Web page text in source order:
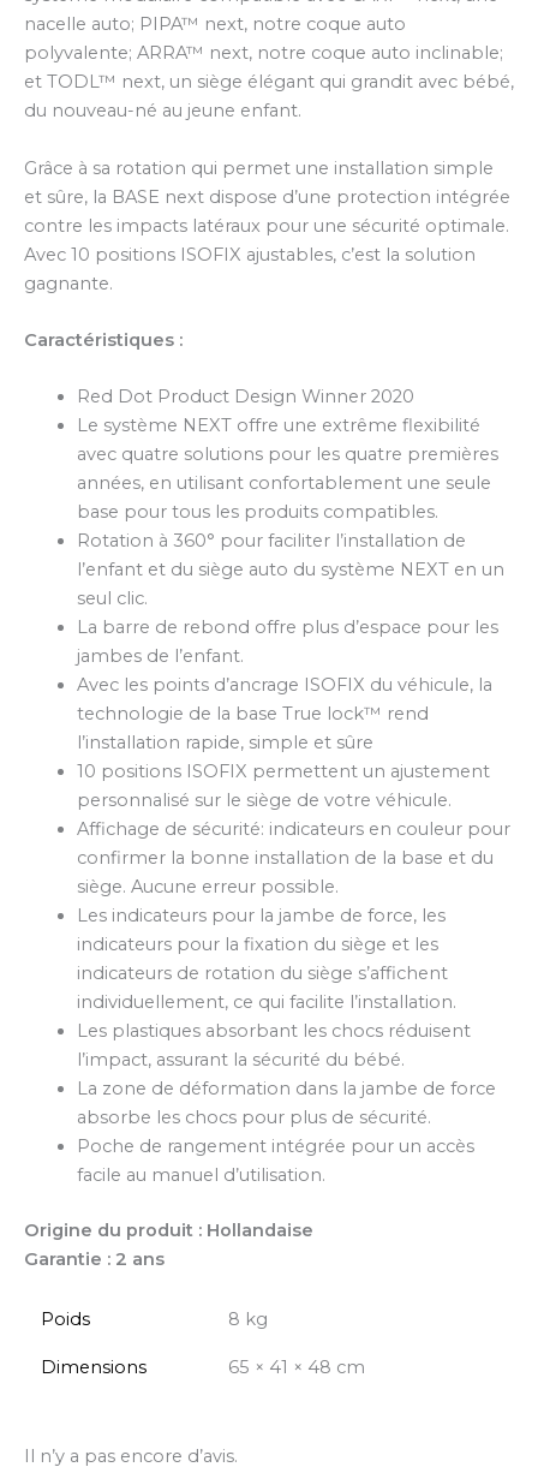
nacelle auto; PIPA™ next, notre coque auto
polyvalente; ARRA™ next, notre coque auto inclinable;
et TODL™ next, un siège élégant qui grandit avec bébé,
du nouveau-né au jeune enfant.
Grâce à sa rotation qui permet une installation simple
et sûre, la BASE next dispose d’une protection intégrée
contre les impacts latéraux pour une sécurité optimale.
Avec 10 positions ISOFIX ajustables, c’est la solution
gagnante.
Caractéristiques :
Red Dot Product Design Winner 2020
Le système NEXT offre une extrême flexibilité
avec quatre solutions pour les quatre premières
années, en utilisant confortablement une seule
base pour tous les produits compatibles.
Rotation à 360° pour faciliter l’installation de
l’enfant et du siège auto du système NEXT en un
seul clic.
La barre de rebond offre plus d’espace pour les
jambes de l’enfant.
Avec les points d’ancrage ISOFIX du véhicule, la
technologie de la base True lock™ rend
l’installation rapide, simple et sûre
10 positions ISOFIX permettent un ajustement
personnalisé sur le siège de votre véhicule.
Affichage de sécurité: indicateurs en couleur pour
confirmer la bonne installation de la base et du
siège. Aucune erreur possible.
Les indicateurs pour la jambe de force, les
indicateurs pour la fixation du siège et les
indicateurs de rotation du siège s’affichent
individuellement, ce qui facilite l’installation.
Les plastiques absorbant les chocs réduisent
l’impact, assurant la sécurité du bébé.
La zone de déformation dans la jambe de force
absorbe les chocs pour plus de sécurité.
Poche de rangement intégrée pour un accès
facile au manuel d’utilisation.
Origine du produit : Hollandaise
Garantie : 2 ans
Poids 8 kg
Dimensions 65 × 41 × 48 cm
Il n’y a pas encore d’avis.